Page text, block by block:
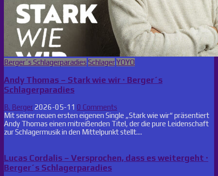
Posted
Berger´s Schlagerparadies SchlagerYOYO
Andy Thomas – Stark wie wir · Berger´s
Schlagerparadies
B. Berger2026-05-11 0 Comments
Mit seiner neuen ersten eigenen Single „Stark wie wir“ präsentiert
Andy Thomas einen mitreißenden Titel, der die pure Leidenschaft
zur Schlagermusik in den Mittelpunkt stellt....
Lucas Cordalis – Versprochen, dass es weitergeht ·
Berger´s Schlagerparadies